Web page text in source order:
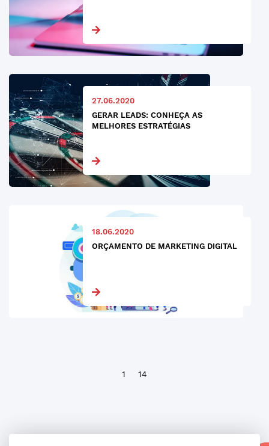
27.06.2020
GERAR LEADS: CONHEÇA AS
MELHORES ESTRATÉGIAS
18.06.2020
ORÇAMENTO DE MARKETING DIGITAL
1 14